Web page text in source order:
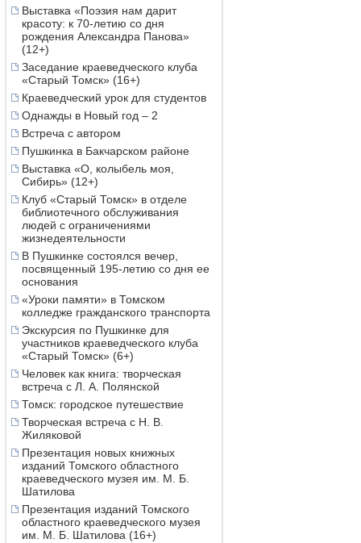
Выставка «Поэзия нам дарит
красоту: к 70-летию со дня
рождения Александра Панова»
(12+)
Заседание краеведческого клуба
«Старый Томск» (16+)
Краеведческий урок для студентов
Однажды в Новый год – 2
Встреча с автором
Пушкинка в Бакчарском районе
Выставка «О, колыбель моя,
Сибирь» (12+)
Клуб «Старый Томск» в отделе
библиотечного обслуживания
людей с ограничениями
жизнедеятельности
В Пушкинке состоялся вечер,
посвященный 195-летию со дня ее
основания
«Уроки памяти» в Томском
колледже гражданского транспорта
Экскурсия по Пушкинке для
участников краеведческого клуба
«Старый Томск» (6+)
Человек как книга: творческая
встреча с Л. А. Полянской
Томск: городское путешествие
Творческая встреча с Н. В.
Жиляковой
Презентация новых книжных
изданий Томского областного
краеведческого музея им. М. Б.
Шатилова
Презентация изданий Томского
областного краеведческого музея
им. М. Б. Шатилова (16+)